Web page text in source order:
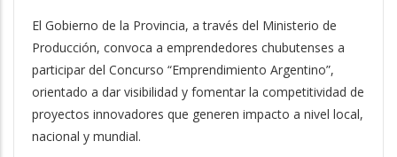
El Gobierno de la Provincia, a través del Ministerio de
Producción, convoca a emprendedores chubutenses a
participar del Concurso “Emprendimiento Argentino”,
orientado a dar visibilidad y fomentar la competitividad de
proyectos innovadores que generen impacto a nivel local,
nacional y mundial.